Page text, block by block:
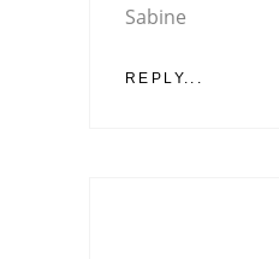
Sabine
REPLY...